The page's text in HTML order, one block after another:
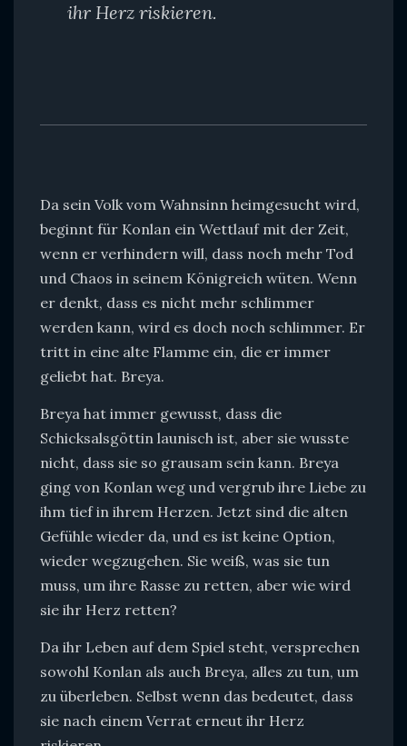
ihr Herz riskieren.
Da sein Volk vom Wahnsinn heimgesucht wird,
beginnt für Konlan ein Wettlauf mit der Zeit,
wenn er verhindern will, dass noch mehr Tod
und Chaos in seinem Königreich wüten. Wenn
er denkt, dass es nicht mehr schlimmer
werden kann, wird es doch noch schlimmer. Er
tritt in eine alte Flamme ein, die er immer
geliebt hat. Breya.
Breya hat immer gewusst, dass die
Schicksalsgöttin launisch ist, aber sie wusste
nicht, dass sie so grausam sein kann. Breya
ging von Konlan weg und vergrub ihre Liebe zu
ihm tief in ihrem Herzen. Jetzt sind die alten
Gefühle wieder da, und es ist keine Option,
wieder wegzugehen. Sie weiß, was sie tun
muss, um ihre Rasse zu retten, aber wie wird
sie ihr Herz retten?
Da ihr Leben auf dem Spiel steht, versprechen
sowohl Konlan als auch Breya, alles zu tun, um
zu überleben. Selbst wenn das bedeutet, dass
sie nach einem Verrat erneut ihr Herz